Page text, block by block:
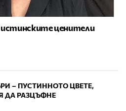
ценители
– ПУСТИННОТО ЦВЕТЕ,
ДА РАЗЦЪФНЕ